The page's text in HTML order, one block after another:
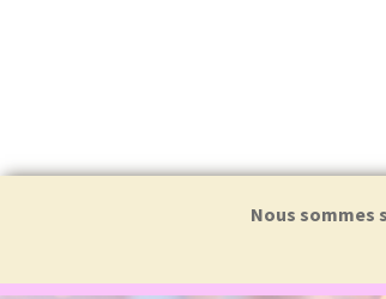
Nous sommes